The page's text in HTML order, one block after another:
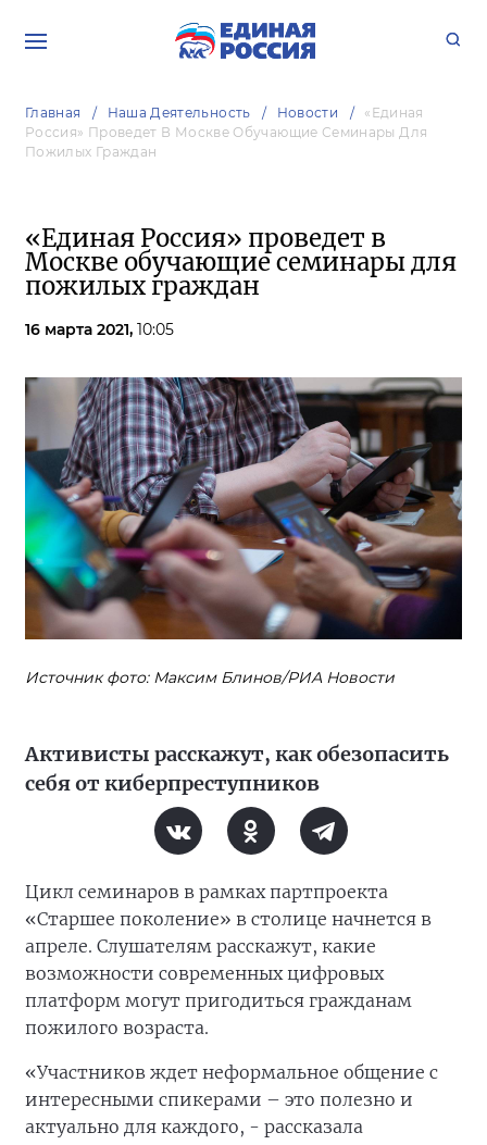
Главная Наша Деятельность Новости
«Единая
Россия» Проведет В Москве Обучающие Семинары Для
Пожилых Граждан
«Единая Россия» проведет в
Москве обучающие семинары для
пожилых граждан
16 марта 2021, 10:05
Источник фото: Максим Блинов/РИА Новости
Активисты расскажут, как обезопасить
себя от киберпреступников
Цикл семинаров в рамках партпроекта
«Старшее поколение» в столице начнется в
апреле. Слушателям расскажут, какие
возможности современных цифровых
платформ могут пригодиться гражданам
пожилого возраста.
«Участников ждет неформальное общение с
интересными спикерами – это полезно и
актуально для каждого, - рассказала